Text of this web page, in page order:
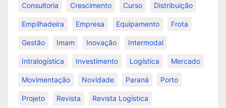
Consultoria Crescimento Curso Distribuição
Empilhadeira Empresa Equipamento Frota
Gestão Imam Inovação Intermodal
Intralogística Investimento Logística Mercado
Movimentação Novidade Paraná Porto
Projeto Revista Revista Logística